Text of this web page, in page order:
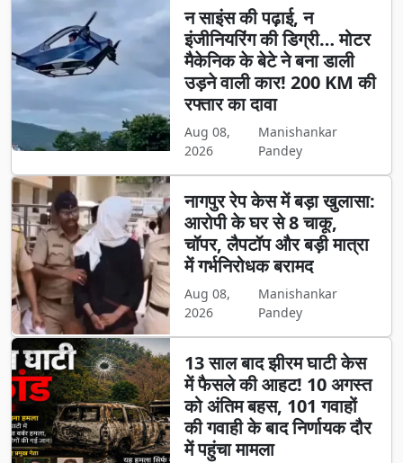
न साइंस की पढ़ाई, न
इंजीनियरिंग की डिग्री… मोटर
मैकेनिक के बेटे ने बना डाली
उड़ने वाली कार! 200 KM की
रफ्तार का दावा
Aug 08,
2026
Manishankar
Pandey
नागपुर रेप केस में बड़ा खुलासा:
आरोपी के घर से 8 चाकू,
चॉपर, लैपटॉप और बड़ी मात्रा
में गर्भनिरोधक बरामद
Aug 08,
2026
Manishankar
Pandey
13 साल बाद झीरम घाटी केस
में फैसले की आहट! 10 अगस्त
को अंतिम बहस, 101 गवाहों
की गवाही के बाद निर्णायक दौर
में पहुंचा मामला